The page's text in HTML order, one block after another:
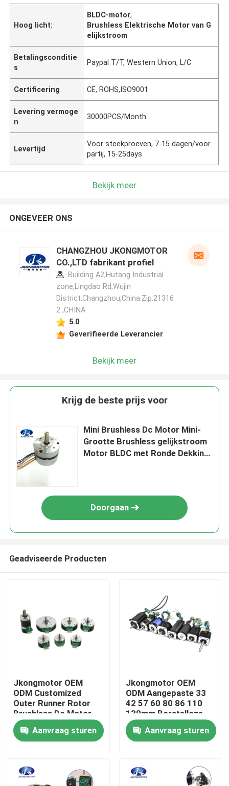
Huis
Ongeveer ons
Hoog licht:
BLDC-motor,
Brushless Elektrische Motor van G
elijkstroom
Betalingsconditie
s
Paypal T/T, Western Union, L/C
Certificering CE, ROHS,ISO9001
Levering vermoge
n
30000PCS/Month
Levertijd
Voor steekproeven, 7-15 dagen/voor
partij, 15-25days
Bekijk meer
ONGEVEER ONS
CHANGZHOU JKONGMOTOR
CO.,LTD fabrikant profiel
Building A2,Hutang Industrial
zone,Lingdao Rd,Wujin
District,Changzhou,China.Zip:21316
2 ,CHINA
5.0
Geverifieerde Leverancier
Bekijk meer
Krijg de beste prijs voor
Mini Brushless Dc Motor Mini-
Grootte Brushless gelijkstroom
Motor BLDC met Ronde Dekking
Doorgaan
Geadviseerde Producten
Jkongmotor OEM
ODM Customized
Outer Runner Rotor
Brushless Dc Motor
met remencoder
versnellingsbak
ingebouwd in de
Aanvraag sturen
Jkongmotor OEM
ODM Aangepaste 33
42 57 60 80 86 110
130mm Borstelloze
Gelijkstroommotor
met Rem Encoder
Versnellingsbak
Aanvraag sturen